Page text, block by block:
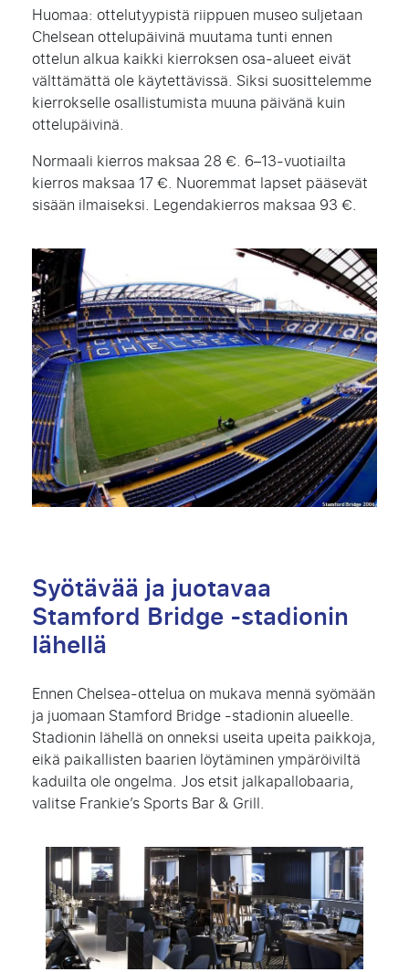
Huomaa: ottelutyypistä riippuen museo suljetaan
Chelsean ottelupäivinä muutama tunti ennen
ottelun alkua kaikki kierroksen osa-alueet eivät
välttämättä ole käytettävissä. Siksi suosittelemme
kierrokselle osallistumista muuna päivänä kuin
ottelupäivinä.
Normaali kierros maksaa 28 €. 6–13-vuotiailta
kierros maksaa 17 €. Nuoremmat lapset pääsevät
sisään ilmaiseksi. Legendakierros maksaa 93 €.
Syötävää ja juotavaa
Stamford Bridge -stadionin
lähellä
Ennen Chelsea-ottelua on mukava mennä syömään
ja juomaan Stamford Bridge-stadionin alueelle.
Stadionin lähellä on onneksi useita upeita paikkoja,
eikä paikallisten baarien löytäminen ympäröiviltä
kaduilta ole ongelma. Jos etsit jalkapallobaaria,
valitseFrankie’s Sports Bar & Grill.